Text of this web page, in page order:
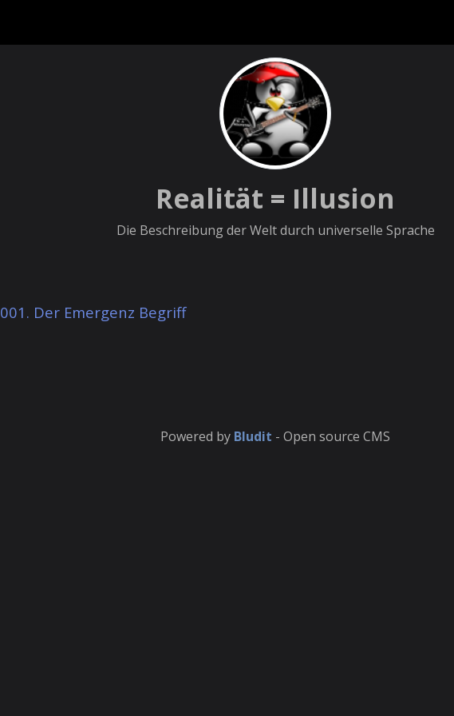
Realität = Illusion
Die Beschreibung der Welt durch universelle Sprache
001. Der Emergenz Begriff
Powered by Bludit - Open source CMS